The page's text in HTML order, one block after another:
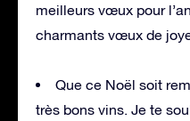
meilleurs vœux pour
charmants vœux de
Que ce Noël soit
très bons vins. Je te